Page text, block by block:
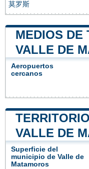
莫罗斯
MEDIOS DE
VALLE DE
Aeropuertos
cercanos
VALLE DE
Superficie del
municipio de Valle de
Matamoros